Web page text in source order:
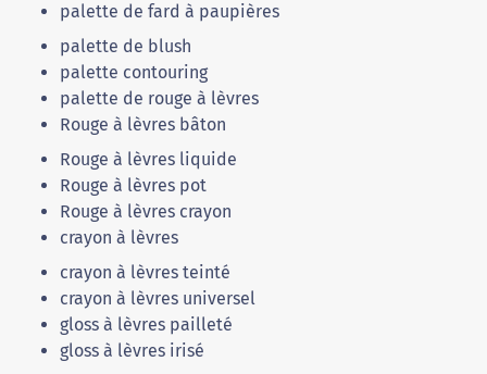
palette de fard à paupières
palette de blush
palette contouring
palette de rouge à lèvres
Rouge à lèvres bâton
Rouge à lèvres liquide
Rouge à lèvres pot
Rouge à lèvres crayon
crayon à lèvres
crayon à lèvres teinté
crayon à lèvres universel
gloss à lèvres pailleté
gloss à lèvres irisé